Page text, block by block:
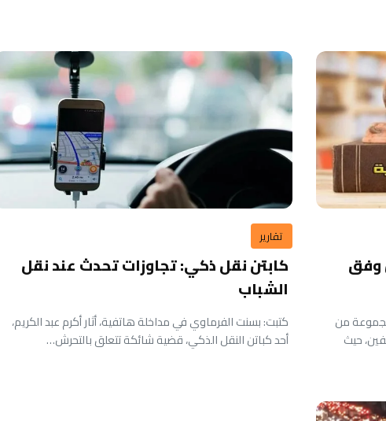
وفق
من
حيث
تقارير
كابتن نقل ذكي: تجاوزات تحدث عند نقل
الشباب
كتبت: بسنت الفرماوي في مداخلة هاتفية، أثار أكرم عبد الكريم،
أحد كباتن النقل الذكي، قضية شائكة تتعلق بالتحرش…